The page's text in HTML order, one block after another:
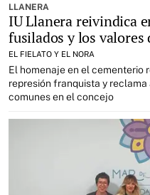
LLANERA
IU Llanera reivindica
fusilados y los valores
EL FIELATO Y EL NORA
El homenaje en el cementerio
represión franquista y
comunes en el concejo